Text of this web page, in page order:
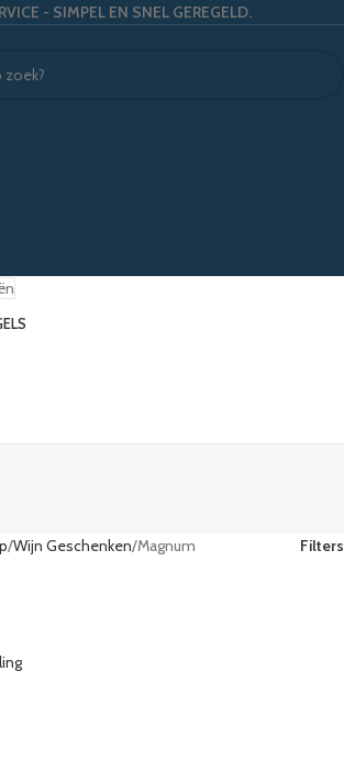
- SIMPEL EN SNEL GEREGELD.
Wijn Geschenken Magnum Filters